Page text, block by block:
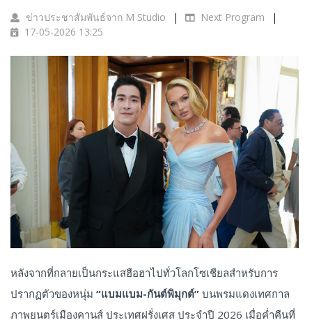
ข่าวประชาสัมพันธ์จาก M Studio
Next Program
17-05-2026 13:25
หลังจากที่กลายเป็นกระแสฮือฮาไปทั่วโลกโซเชียลสำหรับการ
ปรากฏตัวของหนุ่ม “แบมแบม-กันต์พิมุกต์” บนพรมแดงเทศกาล
ภาพยนตร์เมืองคานส์ ประเทศฝรั่งเศส ประจำปี 2026 เมื่อค่ำคืนที่